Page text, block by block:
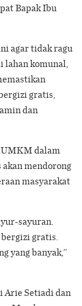
Bapak Ibu
agar tidak ragu
lahan komunal,
gratis,
dan
dalam
mendorong
masyarakat
sayuran.
gratis.
yang banyak,”
Arie Setiadi dan